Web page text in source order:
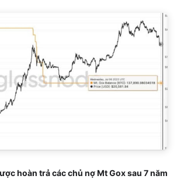
hoàn trả các chủ nợ Mt Gox sau 7 năm